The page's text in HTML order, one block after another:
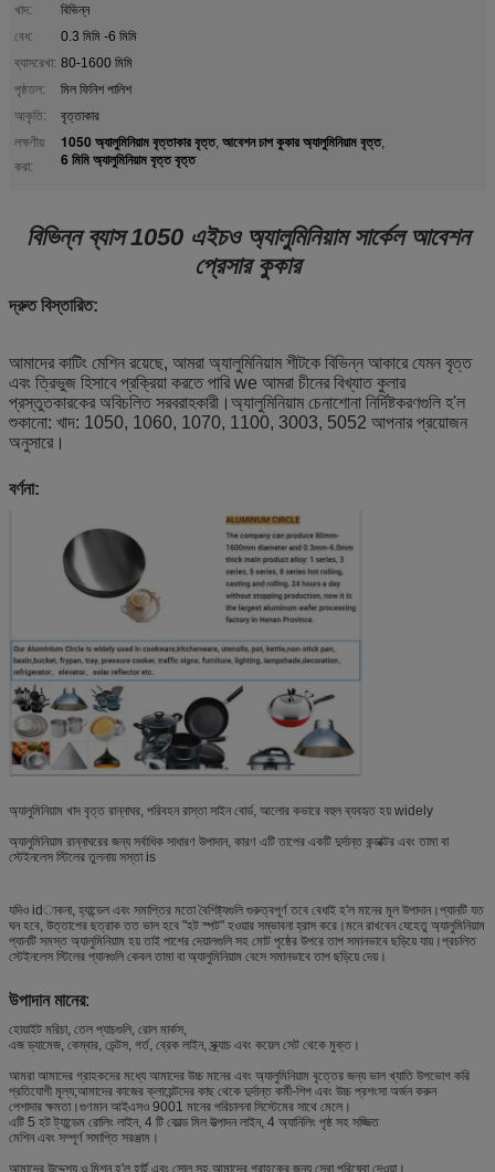
খাদ:
বিভিন্ন
বেধ:
0.3 মিমি -6 মিমি
ব্যাসরেখা: 80-1600 মিমি
পৃষ্ঠতল:
মিল ফিনিশ পালিশ
আকৃতি:
বৃত্তাকার
লক্ষণীয়
করা:
1050 অ্যালুমিনিয়াম বৃত্তাকার বৃত্ত, আবেশন চাপ কুকার অ্যালুমিনিয়াম বৃত্ত,
6 মিমি অ্যালুমিনিয়াম বৃত্ত বৃত্ত
বিভিন্ন ব্যাস 1050 এইচও অ্যালুমিনিয়াম সার্কেল আবেশন
প্রেসার কুকার
দ্রুত বিস্তারিত:
আমাদের কাটিং মেশিন রয়েছে, আমরা অ্যালুমিনিয়াম শীটকে বিভিন্ন আকারে যেমন বৃত্ত
এবং ত্রিভুজ হিসাবে প্রক্রিয়া করতে পারি we আমরা চীনের বিখ্যাত কুলার
প্রস্তুতকারকের অবিচলিত সরবরাহকারী।অ্যালুমিনিয়াম চেনাশোনা নির্দিষ্টকরণগুলি হ'ল
শুকানো: খাদ: 1050, 1060, 1070, 1100, 3003, 5052 আপনার প্রয়োজন
অনুসারে।
বর্ণনা:
অ্যালুমিনিয়াম খাদ বৃত্ত রান্নাঘর, পরিবহন রাস্তা সাইন বোর্ড, আলোর কভারে বহুল ব্যবহৃত হয় widely
অ্যালুমিনিয়াম রান্নাঘরের জন্য সর্বাধিক সাধারণ উপাদান, কারণ এটি তাপের একটি দুর্দান্ত কন্ডাক্টর এবং তামা বা
স্টেইনলেস স্টিলের তুলনায় সস্তা is
যদিও idাকনা, হ্যান্ডেল এবং সমাপ্তির মতো বৈশিষ্ট্যগুলি গুরুত্বপূর্ণ তবে বেধাই হ'ল মানের মূল উপাদান।প্যানটি যত
ঘন হবে, উত্তাপের ছত্রাক তত ভাল হবে "হট স্পট" হওয়ার সম্ভাবনা হ্রাস করে।মনে রাখবেন যেহেতু অ্যালুমিনিয়াম
প্যানটি সমস্ত অ্যালুমিনিয়াম হয় তাই পাশের দেয়ালগুলি সহ মোট পৃষ্ঠের উপরে তাপ সমানভাবে ছড়িয়ে যায়।প্রচলিত
স্টেইনলেস স্টিলের প্যানগুলি কেবল তামা বা অ্যালুমিনিয়াম বেসে সমানভাবে তাপ ছড়িয়ে দেয়।
উপাদান মানের:
হোয়াইট মরিচা, তেল প্যাচগুলি, রোল মার্কস,
এজ ড্যামেজ, কেম্বার, ডেন্টস, গর্ত, ব্রেক লাইন, স্ক্র্যাচ এবং কয়েল সেট থেকে মুক্ত।
আমরা আমাদের গ্রাহকদের মধ্যে আমাদের উচ্চ মানের এবং অ্যালুমিনিয়াম বৃত্তের জন্য ভাল খ্যাতি উপভোগ করি
প্রতিযোগী মূল্য;আমাদের কাজের ক্লায়েন্টদের কাছ থেকে দুর্দান্ত কর্মী-শিপ এবং উচ্চ প্রশংসা অর্জন করুন
পেশাদার ক্ষমতা।গুণমান আইএসও 9001 মানের পরিচালনা সিস্টেমের সাথে মেলে।
এটি 5 হট ট্যান্ডেম রোলিং লাইন, 4 টি কোল্ড মিল উত্পাদন লাইন, 4 অ্যানিলিং পৃষ্ঠ সহ সজ্জিত
মেশিন এবং সম্পূর্ণ সমাপ্তি সরঞ্জাম।